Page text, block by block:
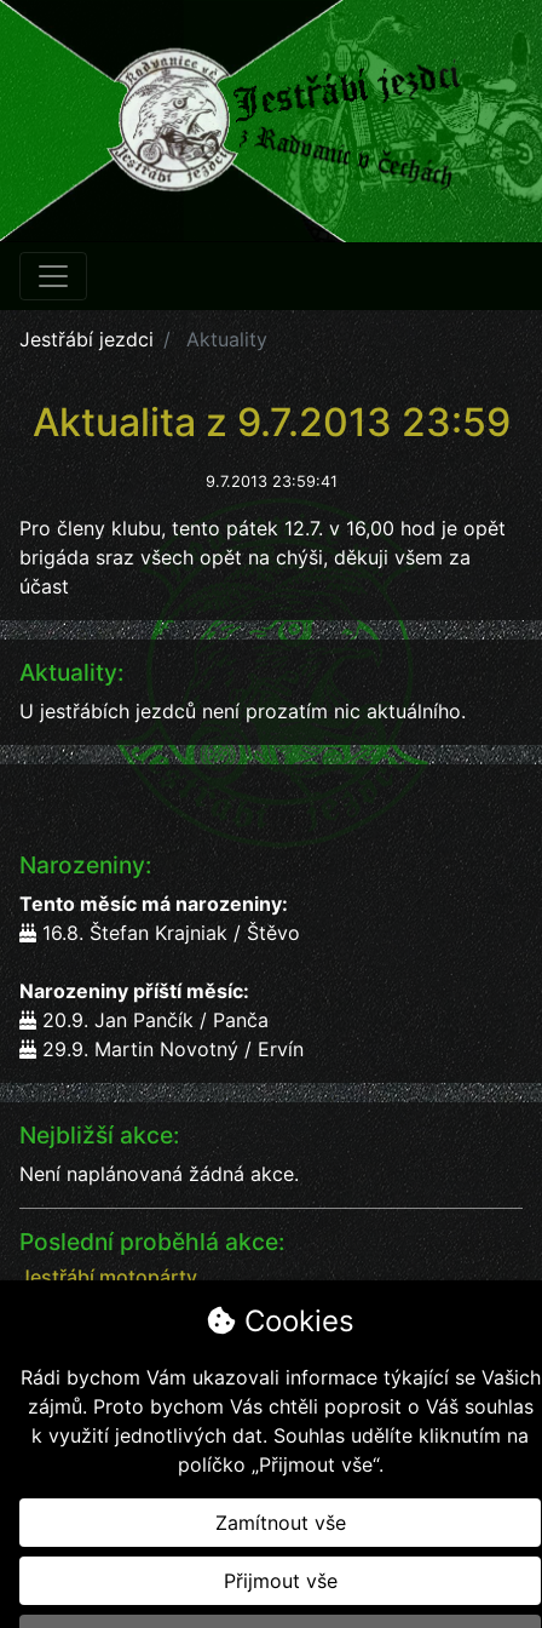
Jestřábí jezdci Aktuality
Aktuality:
U jestřábích jezdců není prozatím nic aktuálního.
Aktualita z 9.7.2013 23:59
9.7.2013 23:59:41
Pro členy klubu, tento pátek 12.7. v 16,00 hod je opět
brigáda sraz všech opět na chýši, děkuji všem za
účast
Narozeniny:
Tento měsíc má narozeniny:
16.8. Štefan Krajniak / Štěvo
Narozeniny příští měsíc:
20.9. Jan Pančík / Panča
29.9. Martin Novotný / Ervín
Nejbližší akce:
Není naplánovaná žádná akce.
Poslední proběhlá akce:
Jestřábí motopárty
Jestřábí motopárty od 18 - 20.7. vystoupení kapel
Čas: 17:00
Místo:Jestřábí chýše
soutěže, kapely, jídlo, pití bezva kalba
Kollert Slavomír - E-shopy a webové stránky
Cookies
Rádi bychom Vám ukazovali informace týkající se Vašich
zájmů. Proto bychom Vás chtěli poprosit o Váš souhlas
k využití jednotlivých dat. Souhlas udělíte kliknutím na
políčko „Přijmout vše“.
Zamítnout vše
Přijmout vše